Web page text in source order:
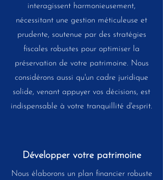
interagissent harmonieusement,
nécessitant une gestion méticuleuse et
prudente, soutenue par des stratégies
fiscales robustes pour optimiser la
préservation de votre patrimoine. Nous
considérons aussi qu'un cadre juridique
solide, venant appuyer vos décisions, est
indispensable à votre tranquillité d'esprit.
Développer votre patrimoine
Nous élaborons un plan financier robuste